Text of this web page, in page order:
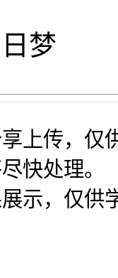
梦
上传，仅
快处理。
示，仅供